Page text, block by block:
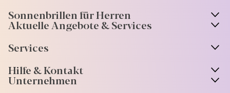
Sonnenbrillen für Herren
Aktuelle Angebote & Services
Services
Hilfe & Kontakt
Unternehmen